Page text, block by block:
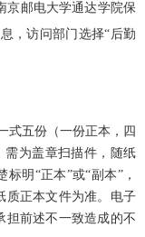
京邮电大学通达学院保
，访问部门选择“后勤
式五份（一份正本，四
需为盖章扫描件，随纸
明“正本”或“副本”，
质正本文件为准。电子
担前述不一致造成的不